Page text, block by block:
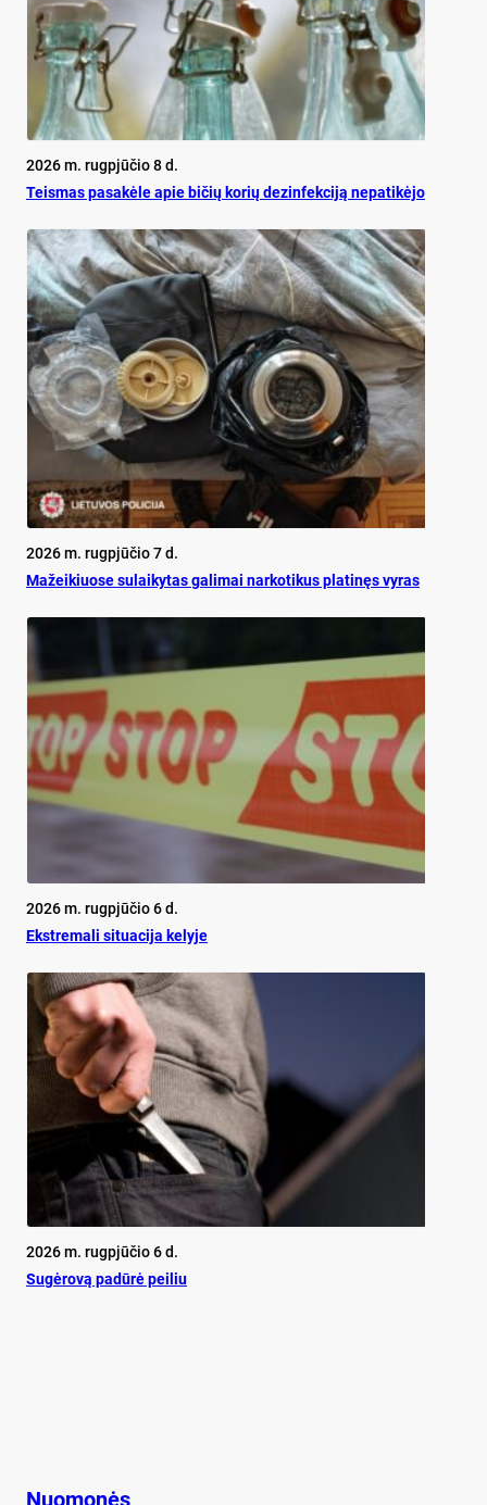
2026 m. rugpjūčio 8 d.
Teis­mas pa­sa­kė­le apie bi­čių ko­rių de­zin­fek­ci­ją ne­pa­ti­kė­jo
2026 m. rugpjūčio 7 d.
Mažeikiuose sulaikytas galimai narkotikus platinęs vyras
2026 m. rugpjūčio 6 d.
Ekst­re­ma­li si­tua­ci­ja ke­ly­je
2026 m. rugpjūčio 6 d.
Su­gė­ro­vą pa­dū­rė pei­liu
Nuomonės